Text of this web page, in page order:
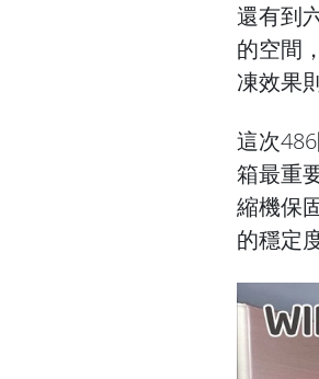
還有到
的空間
凍效果
這次
箱最重
縮機保
的穩定